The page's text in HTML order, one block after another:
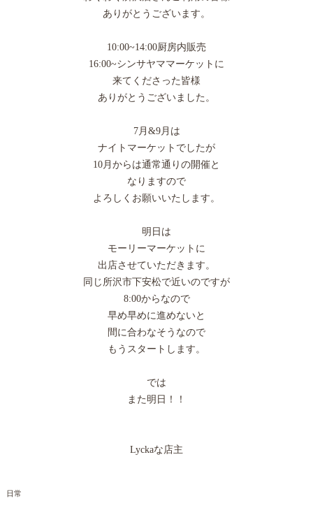
ありがとうございます。
10:00~14:00厨房内販売
16:00~シンサヤママーケットに
来てくださった皆様
ありがとうございました。
7月&9月は
ナイトマーケットでしたが
10月からは通常通りの開催と
なりますので
よろしくお願いいたします。
明日は
モーリーマーケットに
出店させていただきます。
同じ所沢市下安松で近いのですが
8:00からなので
早め早めに進めないと
間に合わなそうなので
もうスタートします。
では
また明日！！
Lyckaな店主
日常